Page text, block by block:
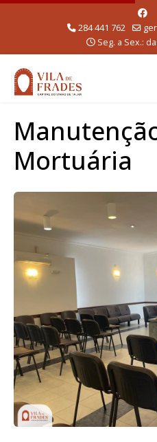
284 441 762
Seg. a Sex.:
Mortuária